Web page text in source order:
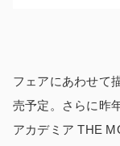
フェアにあわせて
売予定。さらに昨
アカデミア THE